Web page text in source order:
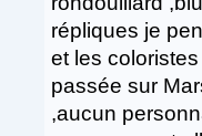
répliques je
et les
passée sur
,aucun